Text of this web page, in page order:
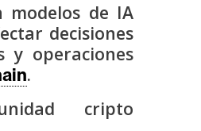
modelos de IA
decisiones
y operaciones
.
cripto